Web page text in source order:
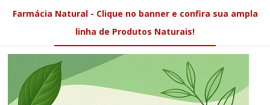
Farmácia Natural - Clique no banner e confira sua ampla
linha de Produtos Naturais!